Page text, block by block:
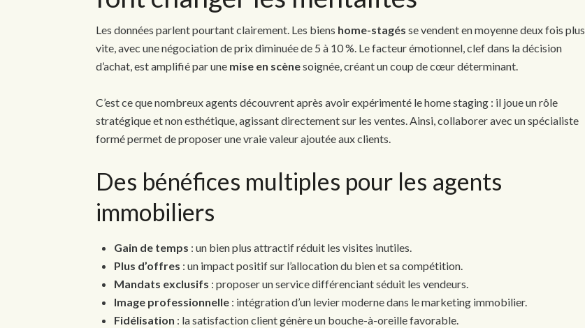
Les données parlent pourtant clairement. Les biens home-stagés se vendent en moyenne deux fois plus
vite, avec une négociation de prix diminuée de 5 à 10 %. Le facteur émotionnel, clef dans la décision
d’achat, est amplifié par une mise en scènesoignée, créant un coup de cœur déterminant.
C’est ce que nombreux agents découvrent après avoir expérimenté le home staging : il joue un rôle
stratégique et non esthétique, agissant directement sur les ventes. Ainsi, collaborer avec un spécialiste
formé permet de proposer une vraie valeur ajoutée aux clients.
Des bénéfices multiples pour les agents
immobiliers
Gain de temps : un bien plus attractif réduit les visites inutiles.
Plus d’offres : un impact positif sur l’allocation du bien et sa compétition.
Mandats exclusifs : proposer un service différenciant séduit les vendeurs.
Image professionnelle : intégration d’un levier moderne dans le marketing immobilier.
Fidélisation : la satisfaction client génère un bouche-à-oreille favorable.